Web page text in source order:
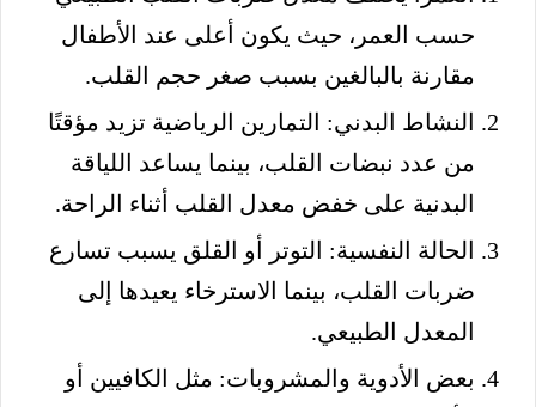
حسب العمر، حيث يكون أعلى عند الأطفال
مقارنة بالبالغين بسبب صغر حجم القلب.
النشاط البدني: التمارين الرياضية تزيد مؤقتًا
من عدد نبضات القلب، بينما يساعد اللياقة
البدنية على خفض معدل القلب أثناء الراحة.
الحالة النفسية: التوتر أو القلق يسبب تسارع
ضربات القلب، بينما الاسترخاء يعيدها إلى
المعدل الطبيعي.
بعض الأدوية والمشروبات: مثل الكافيين أو